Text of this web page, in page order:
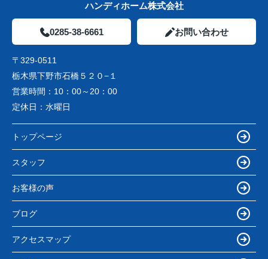
ハンディホーム株式会社
0285-38-6661 お問い合わせ
〒329-0511
栃木県下野市石橋５２０−１
営業時間： 10：00～20：00
定休日： 水曜日
トップページ
スタッフ
お客様の声
ブログ
アクセスマップ